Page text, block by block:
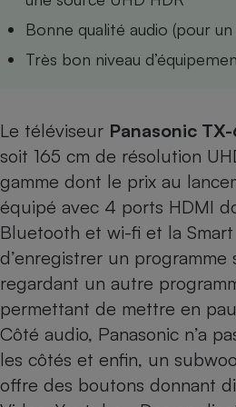
Bonne qualité audio (pour
Très bon niveau
Le téléviseur Panasonic
soit 165 cm de résolution
gamme dont le prix au
équipé avec 4 ports HDMI
Bluetooth et wi-fi et la
d’enregistrer un
regardant un autre
permettant de mettre en
Côté audio, Panasonic n’a
les côtés et enfin, un
offre des boutons donnant